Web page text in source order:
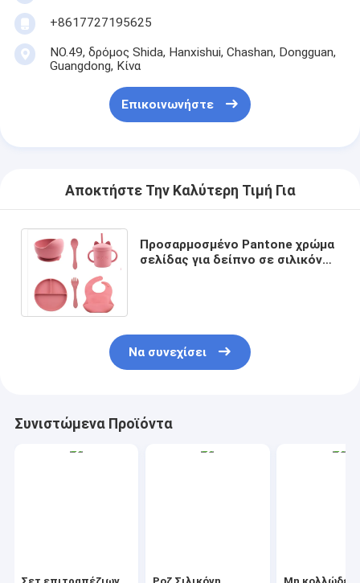
+8617727195625
NO.49, δρόμος Shida, Hanxishui, Chashan, Dongguan,
Guangdong, Κίνα
Επικοινωνήστε
Αποκτήστε Την Καλύτερη Τιμή Για
Προσαρμοσμένο Pantone χρώμα
σελίδας για δείπνο σε σιλικόνη
Να συνεχίσει
Συνιστώμενα Προϊόντα